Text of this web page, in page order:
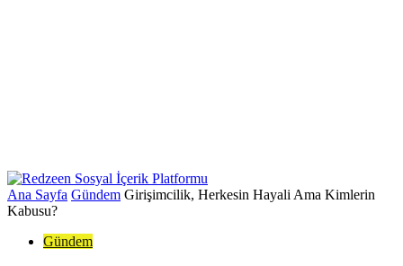
Ana Sayfa Gündem Girişimcilik, Herkesin Hayali Ama Kimlerin
Kabusu?
Gündem